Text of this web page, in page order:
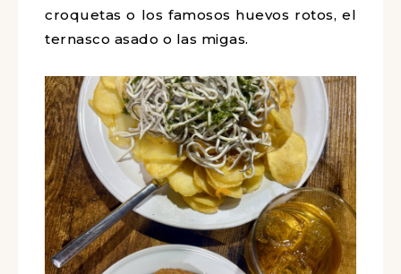
croquetas o los famosos huevos rotos, el
ternasco asado o las migas.